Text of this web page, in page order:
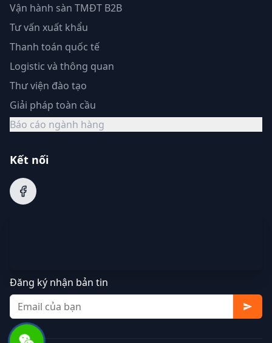
Vận hành sàn TMĐT B2B
Tư vấn xuất khẩu
Thanh toán quốc tế
Logistic và thông quan
Thư viện đào tạo
Giải pháp toàn cầu
Báo cáo ngành hàng
Kết nối
Đăng ký nhận bản tin